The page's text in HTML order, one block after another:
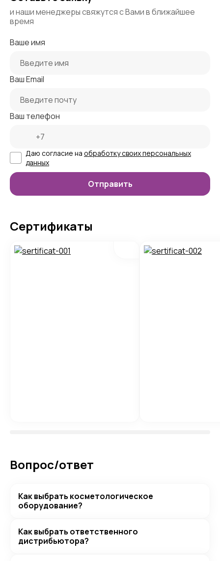
и наши менеджеры свяжутся с Вами в ближайшее
время
Ваше имя
Ваш Email
Ваш телефон
Даю согласие на обработку своих персональных
данных
Сертификаты
Вопрос/ответ
Как выбрать косметологическое
оборудование?
Как выбрать ответственного
дистрибьютора?